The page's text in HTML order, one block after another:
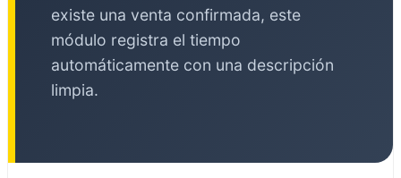
existe una venta confirmada, este
módulo registra el tiempo
automáticamente con una descripción
limpia.